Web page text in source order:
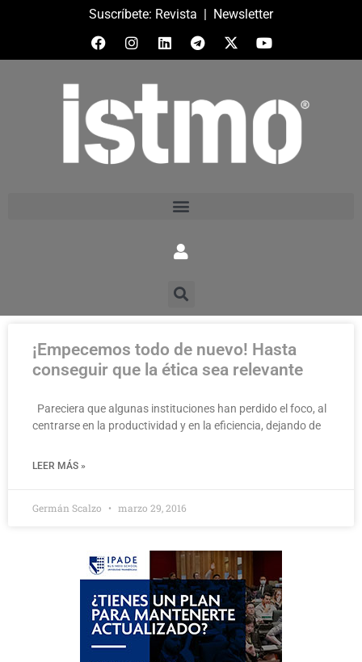
Suscríbete: Revista | Newsletter
¡Empecemos todo de nuevo! Hasta
conseguir que la ética sea relevante
Pareciera que algunas instituciones han perdido el foco, al
centrarse en la productividad y en la eficiencia, dejando de
LEER MÁS »
Germán Scalzo marzo 29, 2016